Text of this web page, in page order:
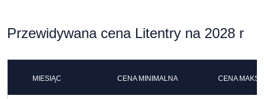
Przewidywana cena Litentry na 2028 r
MIESIĄC CENA MINIMALNA CENA